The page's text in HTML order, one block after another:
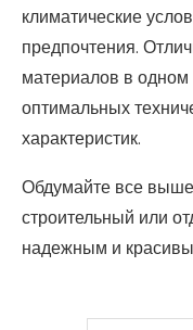
климатические
предпочтения.
материалов в одном
оптимальных
характеристик.
Обдумайте все
строительный или
надежным и